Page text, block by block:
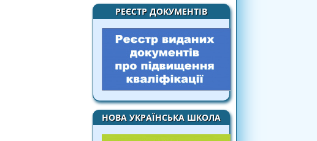
РЕЄСТР ДОКУМЕНТІВ
НОВА УКРАЇНСЬКА ШКОЛА